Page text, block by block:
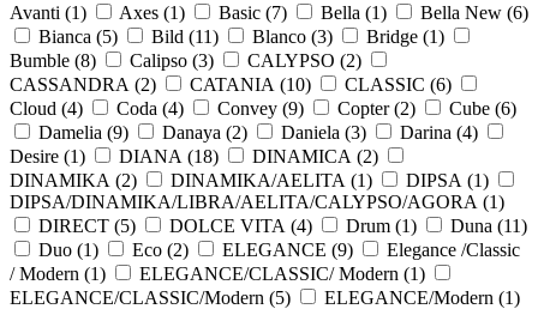
Avanti (1) Axes (1) Basic (7) Bella (1) Bella New (6)
Bianca (5) Bild (11) Blanco (3) Bridge (1)
Bumble (8) Calipso (3) CALYPSO (2)
CASSANDRA (2) CATANIA (10) CLASSIC (6)
Cloud (4) Coda (4) Convey (9) Copter (2) Cube (6)
Damelia (9) Danaya (2) Daniela (3) Darina (4)
Desire (1) DIANA (18) DINAMICA (2)
DINAMIKA (2) DINAMIKA/AELITA (1) DIPSA (1)
DIPSA/DINAMIKA/LIBRA/AELITA/CALYPSO/AGORA (1)
DIRECT (5) DOLCE VITA (4) Drum (1) Duna (11)
Duo (1) Eco (2) ELEGANCE (9)
Elegance /Classic
/ Modern (1) ELEGANCE/CLASSIC/ Modern (1)
ELEGANCE/CLASSIC/Modern (5) ELEGANCE/Modern (1)